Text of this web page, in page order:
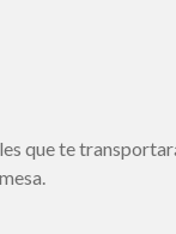
que te